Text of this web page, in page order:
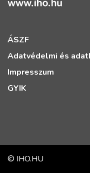
ÁSZF
Adatvédelmi és
Impresszum
GYIK
© IHO.HU